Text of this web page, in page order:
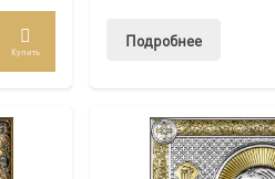
Купить
Подробнее